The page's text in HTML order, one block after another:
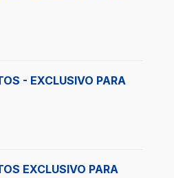
- EXCLUSIVO PARA
EXCLUSIVO PARA